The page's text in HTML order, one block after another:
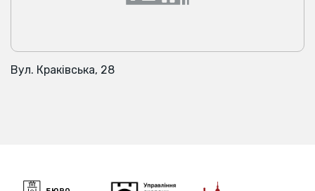
Вул. Краківська, 28